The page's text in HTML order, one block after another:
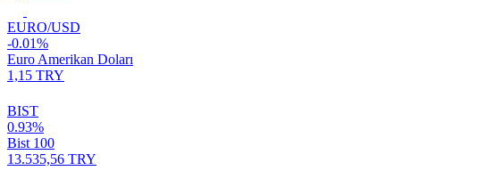
EURO/USD
-0.01%
Euro Amerikan Doları
1,15 TRY
BIST
0.93%
Bist 100
13.535,56 TRY